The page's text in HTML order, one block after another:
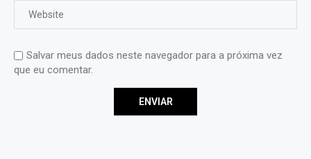
Salvar meus dados neste navegador para a próxima vez
que eu comentar.